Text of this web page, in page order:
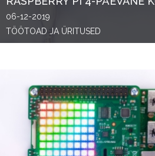
06-12-2019
TÖÖTOAD JA ÜRITUSED